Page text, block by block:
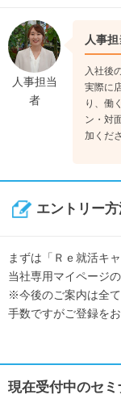
人事担当
者
人事
入社後
実際に
り、働
ン・対
加くだ
エントリー
まずは「Ｒｅ就活キ
当社専用マイページ
※今後のご案内は全
手数ですがご登録をお
現在受付中のセミ